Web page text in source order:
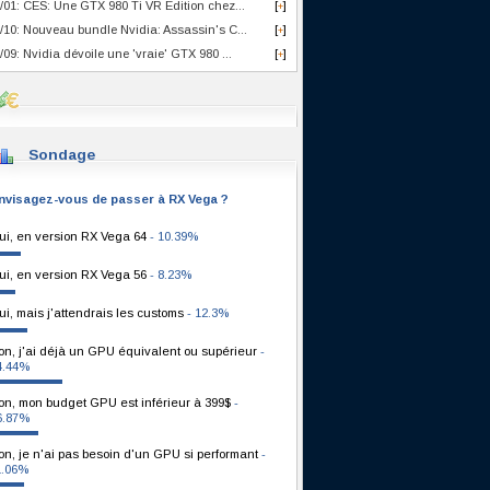
[+]
01: CES: Une GTX 980 Ti VR Edition chez...
[+]
10: Nouveau bundle Nvidia: Assassin's C...
[+]
09: Nvidia dévoile une 'vraie' GTX 980 ...
Sondage
vous de passer à RX Vega ?
en version RX Vega 64 - 10.39%
en version RX Vega 56 - 8.23%
mais j'attendrais les customs - 12.3%
j'ai déjà un GPU équivalent ou supérieur -
mon budget GPU est inférieur à 399$ -
je n'ai pas besoin d'un GPU si performant -